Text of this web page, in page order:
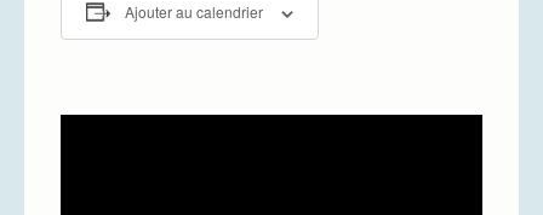
Ajouter au calendrier